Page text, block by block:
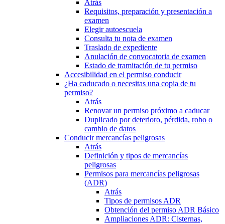
Atrás
Requisitos, preparación y presentación a
examen
Elegir autoescuela
Consulta tu nota de examen
Traslado de expediente
Anulación de convocatoria de examen
Estado de tramitación de tu permiso
Accesibilidad en el permiso conducir
¿Ha caducado o necesitas una copia de tu
permiso?
Atrás
Renovar un permiso próximo a caducar
Duplicado por deterioro, pérdida, robo o
cambio de datos
Conducir mercancías peligrosas
Atrás
Definición y tipos de mercancías
peligrosas
Permisos para mercancías peligrosas
(ADR)
Atrás
Tipos de permisos ADR
Obtención del permiso ADR Básico
Ampliaciones ADR: Cisternas,